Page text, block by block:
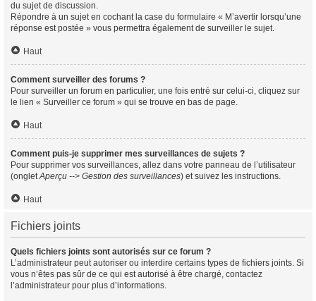
du sujet de discussion.
Répondre à un sujet en cochant la case du formulaire « M’avertir lorsqu’une
réponse est postée » vous permettra également de surveiller le sujet.
Haut
Comment surveiller des forums ?
Pour surveiller un forum en particulier, une fois entré sur celui-ci, cliquez sur
le lien « Surveiller ce forum » qui se trouve en bas de page.
Haut
Comment puis-je supprimer mes surveillances de sujets ?
Pour supprimer vos surveillances, allez dans votre panneau de l’utilisateur
(ongletAperçu --> Gestion des surveillances) et suivez les instructions.
Haut
Fichiers joints
Quels fichiers joints sont autorisés sur ce forum ?
L’administrateur peut autoriser ou interdire certains types de fichiers joints. Si
vous n’êtes pas sûr de ce qui est autorisé à être chargé, contactez
l’administrateur pour plus d’informations.